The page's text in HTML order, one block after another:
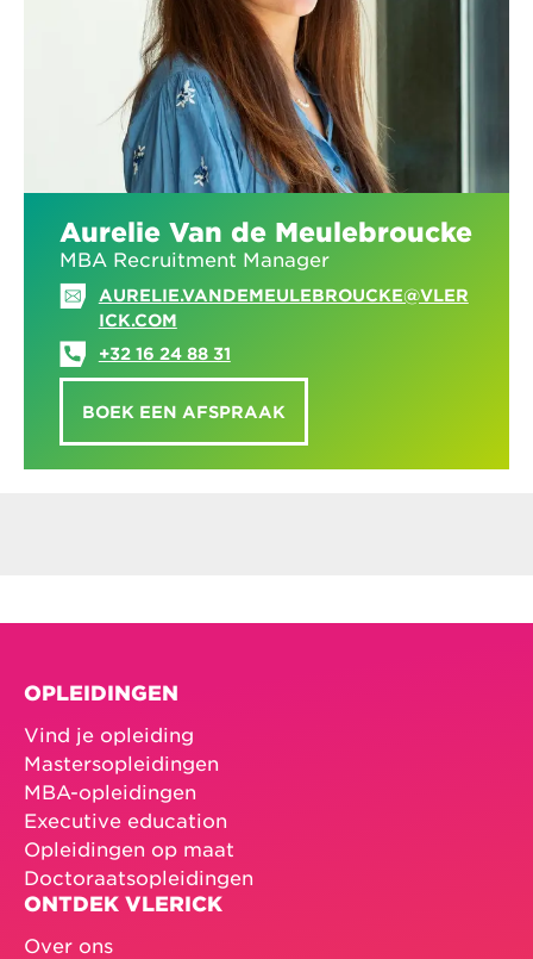
Aurelie Van de Meulebroucke
MBA Recruitment Manager
AURELIE.VANDEMEULEBROUCKE@VLER
ICK.COM
+32 16 24 88 31
BOEK EEN AFSPRAAK
OPLEIDINGEN
Vind je opleiding
Mastersopleidingen
MBA-opleidingen
Executive education
Opleidingen op maat
Doctoraatsopleidingen
ONTDEK VLERICK
Over ons